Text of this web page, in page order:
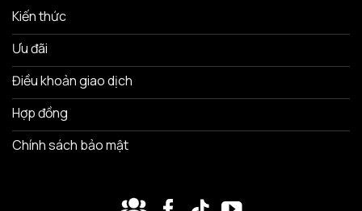
Kiến thức
Ưu đãi
Điều khoản giao dịch
Hợp đồng
Chính sách bảo mật